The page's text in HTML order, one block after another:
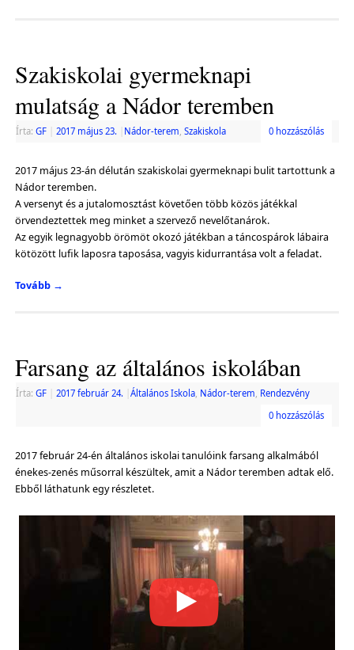
Szakiskolai gyermeknapi
mulatság a Nádor teremben
Írta: GF 2017 május 23. Nádor-terem Szakiskola 0 hozzászólás
2017 május 23-án délután szakiskolai gyermeknapi bulit tartottunk a
Nádor teremben.
A versenyt és a jutalomosztást követően több közös játékkal
örvendeztettek meg minket a szervező nevelőtanárok.
Az egyik legnagyobb örömöt okozó játékban a táncospárok lábaira
kötözött lufik laposra taposása, vagyis kidurrantása volt a feladat.
Tovább →
Farsang az általános iskolában
Írta: GF 2017 február 24. Általános Iskola, Nádor-terem, Rendezvény
0 hozzászólás
2017 február 24-én általános iskolai tanulóink farsang alkalmából
énekes-zenés műsorral készültek, amit a Nádor teremben adtak elő.
Ebből láthatunk egy részletet.